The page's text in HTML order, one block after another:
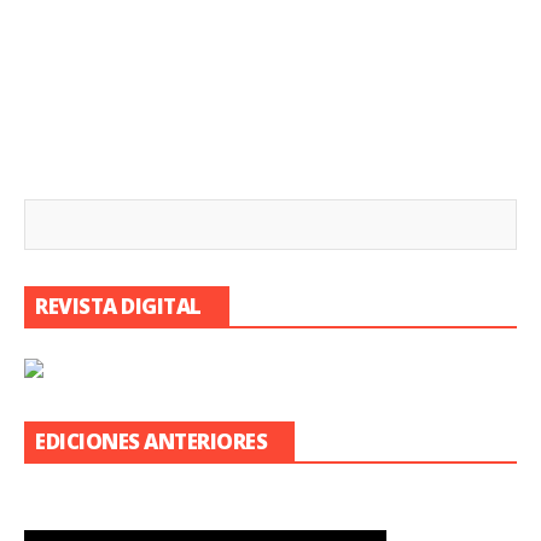
REVISTA DIGITAL
EDICIONES ANTERIORES